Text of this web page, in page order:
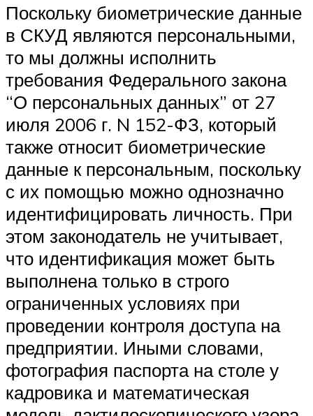
Поскольку биометрические данные
в СКУД являются персональными,
то мы должны исполнить
требования Федерального закона
“О персональных данных” от 27
июля 2006 г. N 152-ФЗ, который
также относит биометрические
данные к персональным, поскольку
с их помощью можно однозначно
идентифицировать личность. При
этом законодатель не учитывает,
что идентификация может быть
выполнена только в строго
ограниченных условиях при
проведении контроля доступа на
предприятии. Иными словами,
фотография паспорта на столе у
кадровика и математическая